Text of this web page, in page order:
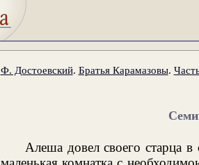
Ф. Достоевский. Братья Карамазовы.
Алеша довел своего старца